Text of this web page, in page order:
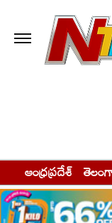
ఆంధ్రప్రదేశ్